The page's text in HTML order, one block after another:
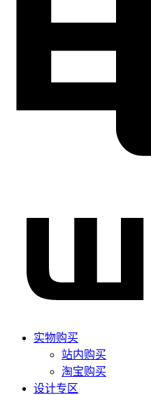
实物购买
站内购买
淘宝购买
设计专区